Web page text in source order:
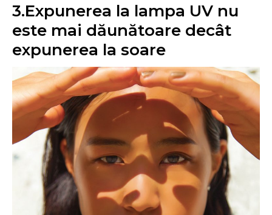
3.Expunerea la lampa UV nu
este mai dăunătoare decât
expunerea la soare